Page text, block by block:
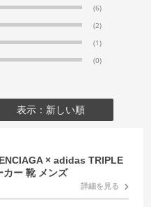
(6)
(2)
(1)
(0)
表示：新しい順
× adidas TRIPLE
カー 靴 メンズ
詳細を見る